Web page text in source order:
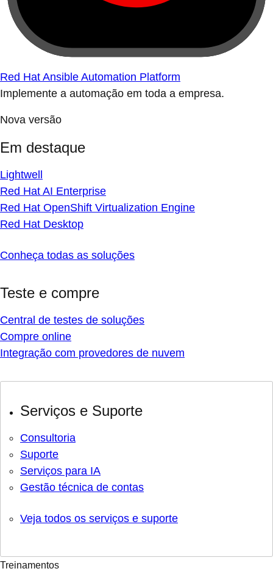
Red Hat Ansible Automation Platform
Implemente a automação em toda a empresa.
Nova versão
Em destaque
Lightwell
Red Hat AI Enterprise
Red Hat OpenShift Virtualization Engine
Red Hat Desktop
Conheça todas as soluções
Teste e compre
Central de testes de soluções
Compre online
Integração com provedores de nuvem
Serviços e Suporte
Consultoria
Suporte
Serviços para IA
Gestão técnica de contas
Veja todos os serviços e suporte
Treinamentos